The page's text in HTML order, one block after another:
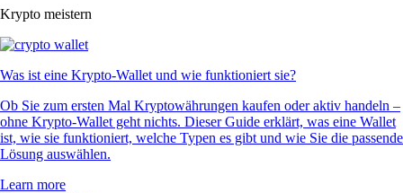
Krypto meistern
Was ist eine Krypto-Wallet und wie funktioniert sie?
Ob Sie zum ersten Mal Kryptowährungen kaufen oder aktiv handeln –
ohne Krypto-Wallet geht nichts. Dieser Guide erklärt, was eine Wallet
ist, wie sie funktioniert, welche Typen es gibt und wie Sie die passende
Lösung auswählen.
Learn more